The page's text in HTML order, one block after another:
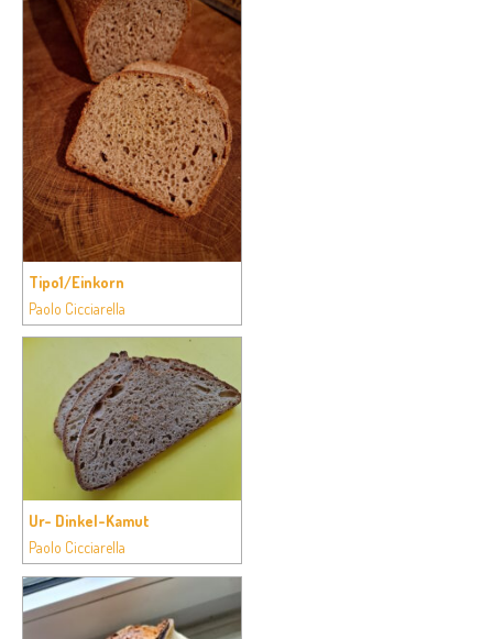
Tipo1/Einkorn
Paolo Cicciarella
Ur- Dinkel-Kamut
Paolo Cicciarella